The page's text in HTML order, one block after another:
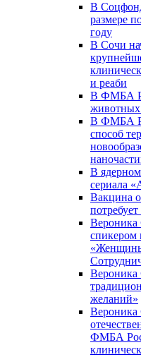
В
размере
году
В Сочи
и реаби
В ФМБА
В ФМБА
способ
В
сериала
Вакцина
Вероника
спикером
«Женщины
Вероника
желаний»
Вероника
ФМБА